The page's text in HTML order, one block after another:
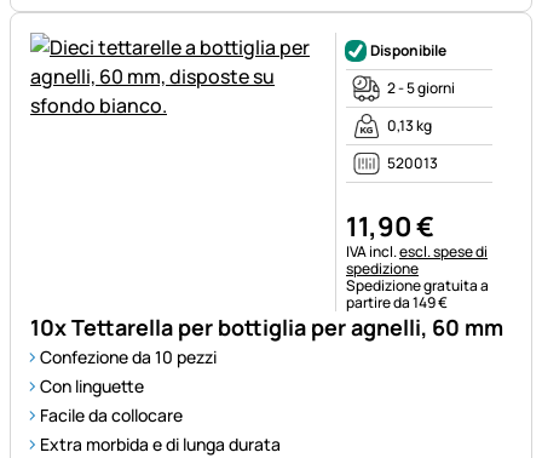
10x Tettarella per bottiglia per agnelli, 60 mm
Confezione da 10 pezzi
Con linguette
Facile da collocare
Extra morbida e di lunga durata
Disponibile
2 - 5 giorni
0,13 kg
520013
11,90€
Informazioni fiscali:
IVA incl.escl. spese di
spedizione
Spedizione gratuita a
partire da 149 €